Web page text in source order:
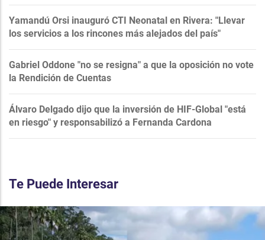
Yamandú Orsi inauguró CTI Neonatal en Rivera: "Llevar
los servicios a los rincones más alejados del país"
Gabriel Oddone "no se resigna" a que la oposición no vote
la Rendición de Cuentas
Álvaro Delgado dijo que la inversión de HIF-Global "está
en riesgo" y responsabilizó a Fernanda Cardona
Te Puede Interesar